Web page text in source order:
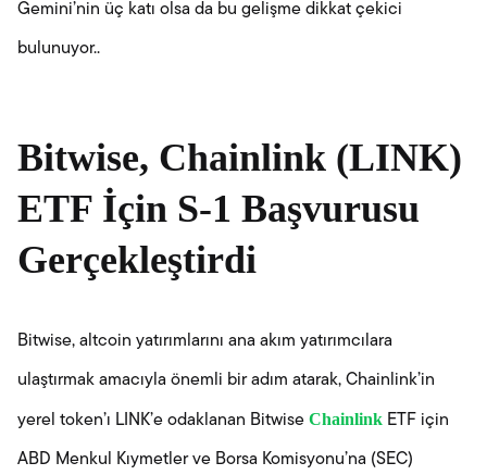
Gemini’nin üç katı olsa da bu gelişme dikkat çekici
bulunuyor..
Bitwise, Chainlink (LINK)
ETF İçin S-1 Başvurusu
Gerçekleştirdi
Bitwise, altcoin yatırımlarını ana akım yatırımcılara
ulaştırmak amacıyla önemli bir adım atarak, Chainlink’in
yerel token’ı LINK’e odaklanan Bitwise Chainlink ETF için
ABD Menkul Kıymetler ve Borsa Komisyonu’na (SEC)